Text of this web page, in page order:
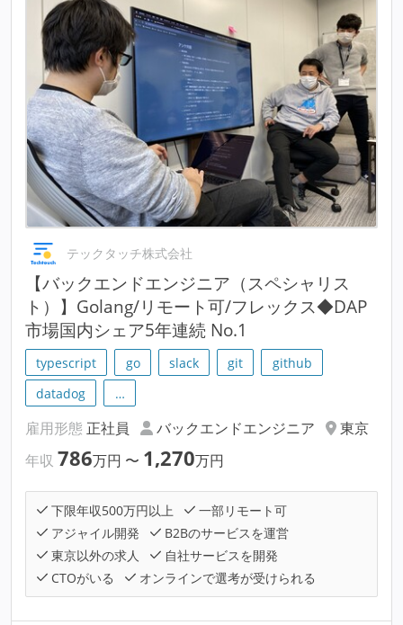
テックタッチ株式会社
【バックエンドエンジニア（スペシャリス
ト）】Golang/リモート可/フレックス◆DAP
市場国内シェア5年連続 No.1
typescript go slack git
github
datadog
…
雇用形態 正社員 バックエンドエンジニア
東京
年収 786万円 〜 1,270万円
下限年収500万円以上
一部リモート可
アジャイル開発
B2Bのサービスを運営
東京以外の求人
自社サービスを開発
CTOがいる
オンラインで選考が受けられる